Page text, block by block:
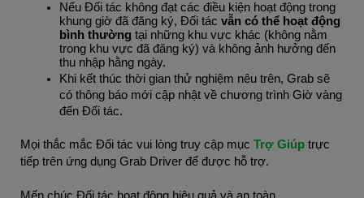
Nếu Đối tác không đạt các điều kiện hoạt động trong
khung giờ đã đăng ký, Đối tác vẫn có thể hoạt động
bình thường tại những khu vực khác (không nằm
trong khu vực đã đăng ký) và không ảnh hưởng đến
thu nhập hằng ngày.
Khi kết thúc thời gian thử nghiệm nêu trên, Grab sẽ
có thông báo mới cập nhật về chương trình Giờ vàng
đến Đối tác.
Mọi thắc mắc Đối tác vui lòng truy cập mục Trợ Giúp trực
tiếp trên ứng dụng Grab Driver để được hỗ trợ.